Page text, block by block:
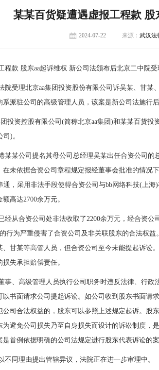
某某百货疑遭遇虚报工程款
2024-07-22 来源： 武汉法
款 股东aa起诉维权 新公司法颁布后北京二中院受
受理北京aa集团投资股份有限公司诉吴某、甘某
派驻公司的高级管理人员，该案是新公司法施行
资控股有限公司(简称北京aa集团)和某某百货投
)。
某公司提名其母公司总经理吴某出任合资公司的
在未依据合资公司章程规定报经董事会批准的情
通，采用非法手段使得合资公司与bb网络科技(上
高达2700余万元。
从合资公司处非法收取了2200余万元，经合资公
行为严重侵害了合资公司及非关联股东的合法权
、甘某等高管人员，但合资公司至今未能提起诉讼
失承担赔偿责任。
、高级管理人员执行公司职务时违反法律、行政
书面请求公司提起诉讼。如公司收到股东书面请
司合法权益的，股东可以参照上述规定起诉。股
避免公司损失乃至自身损失而设计的诉讼制度，
首例依据明确的公司法规定进行股东代表诉讼的案
同理由提出管辖异议，法院正在进一步审理中。